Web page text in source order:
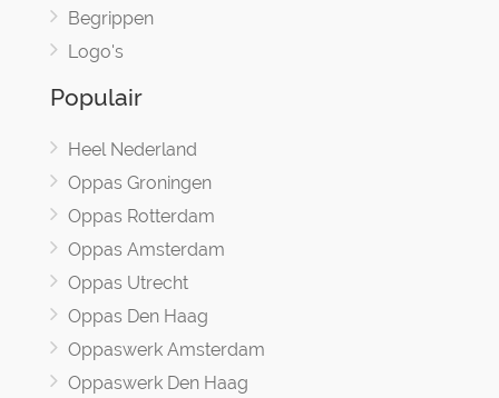
Begrippen
Logo's
Populair
Heel Nederland
Oppas Groningen
Oppas Rotterdam
Oppas Amsterdam
Oppas Utrecht
Oppas Den Haag
Oppaswerk Amsterdam
Oppaswerk Den Haag